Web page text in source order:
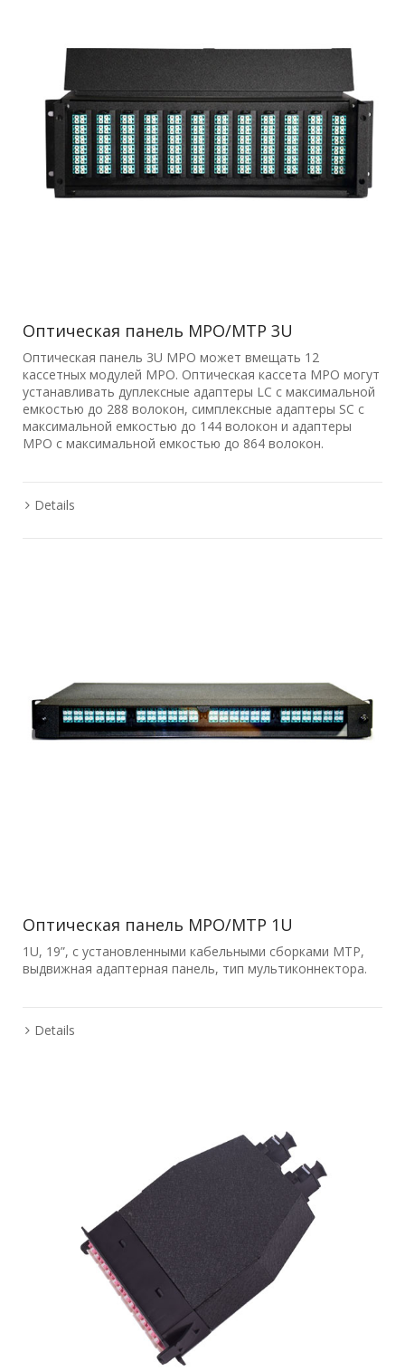
Оптическая панель MPO/MTP 3U
Оптическая панель 3U MPO может вмещать 12
кассетных модулей MPO. Оптическая кассета MPO могут
устанавливать дуплексные адаптеры LC с максимальной
емкостью до 288 волокон, симплексные адаптеры SC с
максимальной емкостью до 144 волокон и адаптеры
MPO с максимальной емкостью до 864 волокон.
Details
Оптическая панель MPO/MTP 1U
1U, 19”, с установленными кабельными сборками MTP,
выдвижная адаптерная панель, тип мультиконнектора.
Details